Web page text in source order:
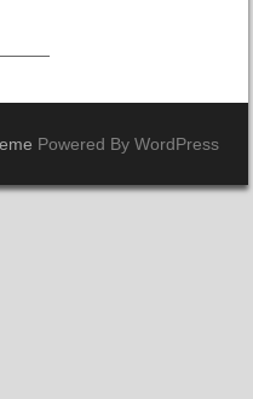
Powered By WordPress